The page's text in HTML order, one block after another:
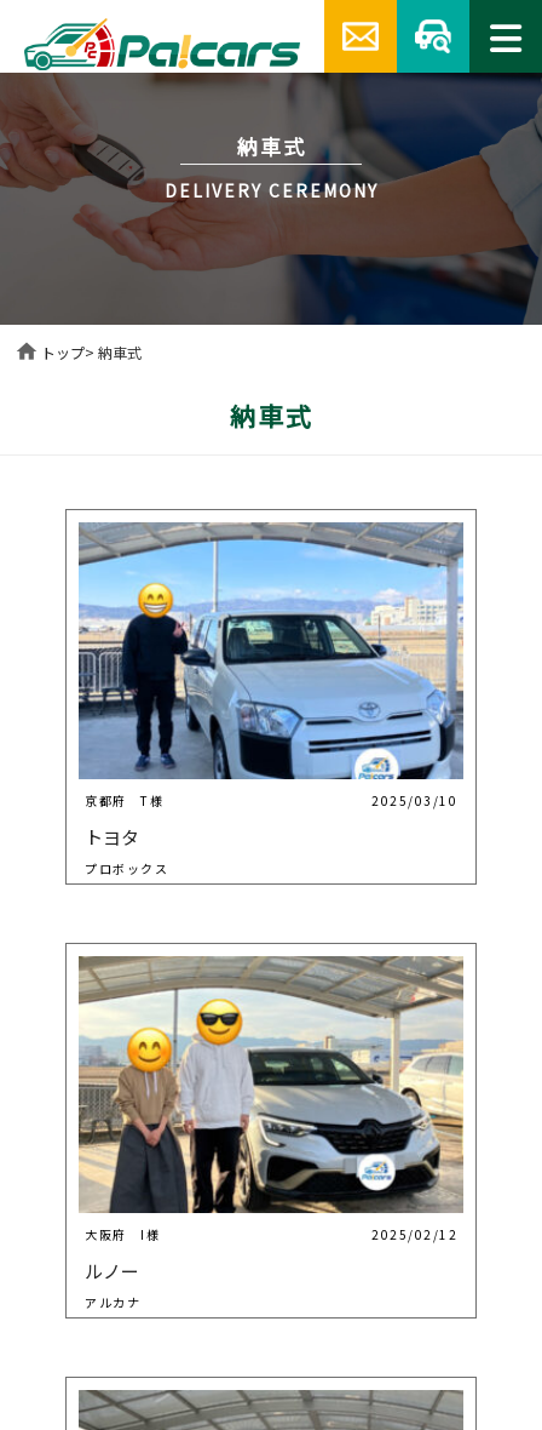
納車式
DELIVERY CEREMONY
home トップ> 納車式
納車式
京都府 T様 2025/03/10
トヨタ
プロボックス
大阪府 I様 2025/02/12
ルノー
アルカナ